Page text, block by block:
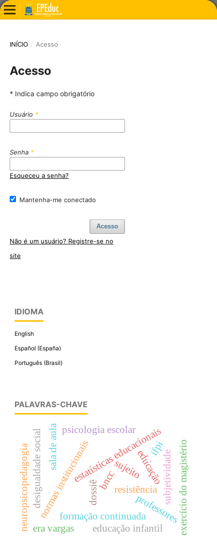
INÍCIO / Acesso
Acesso
* Indica campo obrigatório
Usuário *
Senha *
Esqueceu a senha?
Mantenha-me conectado
Acesso
Não é um usuário? Registre-se no
site
IDIOMA
English
Español (España)
Português (Brasil)
PALAVRAS-CHAVE
educação
estatísticas educacionaissubjetividade
resistência
normas institucionais sujeito .
professores
formação continuada
desigualdade social psicologia escolar
bncc
neuropsicopedagogia educação infantil exercício do magistério
sala de aula
dossiê
era vargas
ifpi